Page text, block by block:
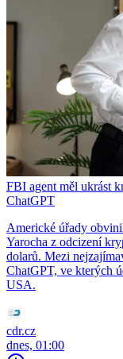
FBI agent měl ukrást
ChatGPT
Americké úřady
Yarocha z odcizení
dolarů. Mezi
ChatGPT, ve kterých
USA.
cdr.cz
dnes, 01:00